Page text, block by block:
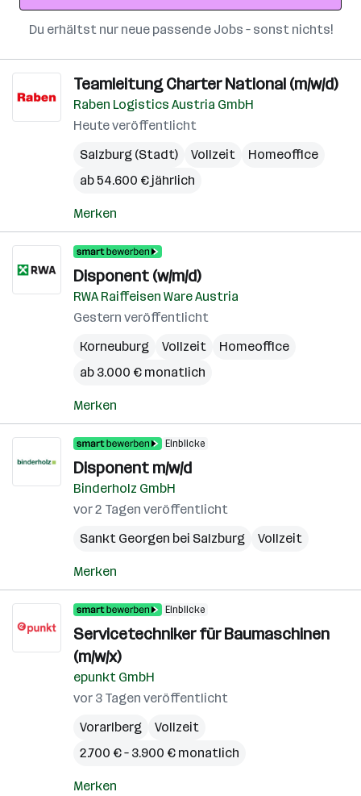
Du erhältst nur neue passende Jobs – sonst nichts!
Teamleitung Charter National (m/w/d)
Raben Logistics Austria GmbH
Heute veröffentlicht
Salzburg (Stadt)
Vollzeit
Homeoffice
ab 54.600 € jährlich
Merken
Disponent (w/m/d)
RWA Raiffeisen Ware Austria
Gestern veröffentlicht
Korneuburg
Vollzeit
Homeoffice
ab 3.000 € monatlich
Merken
Einblicke
Disponent m/w/d
Binderholz GmbH
vor 2 Tagen veröffentlicht
Sankt Georgen bei Salzburg
Vollzeit
Merken
Einblicke
Servicetechniker für Baumaschinen
(m/w/x)
epunkt GmbH
vor 3 Tagen veröffentlicht
Vorarlberg
Vollzeit
2.700 € – 3.900 € monatlich
Merken